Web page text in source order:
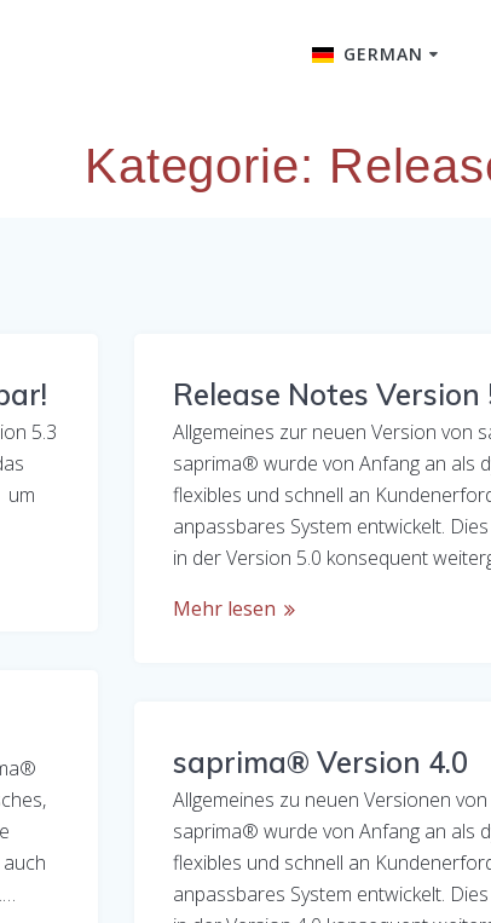
GERMAN
Kategorie:
5.3
um
Release Notes Version
Allgemeines zur neuen Version von
saprima® wurde von Anfang an als
flexibles und schnell an
anpassbares System entwickelt.
in der Version 5.0 konsequent
Mehr lesen
saprima® Version 4.0
Allgemeines zu neuen Versionen
saprima® wurde von Anfang an als
flexibles und schnell an
anpassbares System entwickelt.